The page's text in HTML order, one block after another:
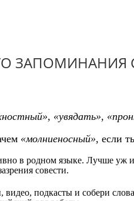
ЗАПОМИНАНИЯ
«увядать»,
«молниеносный», если
в родном языке. Лучше уж
совести.
подкасты и собери